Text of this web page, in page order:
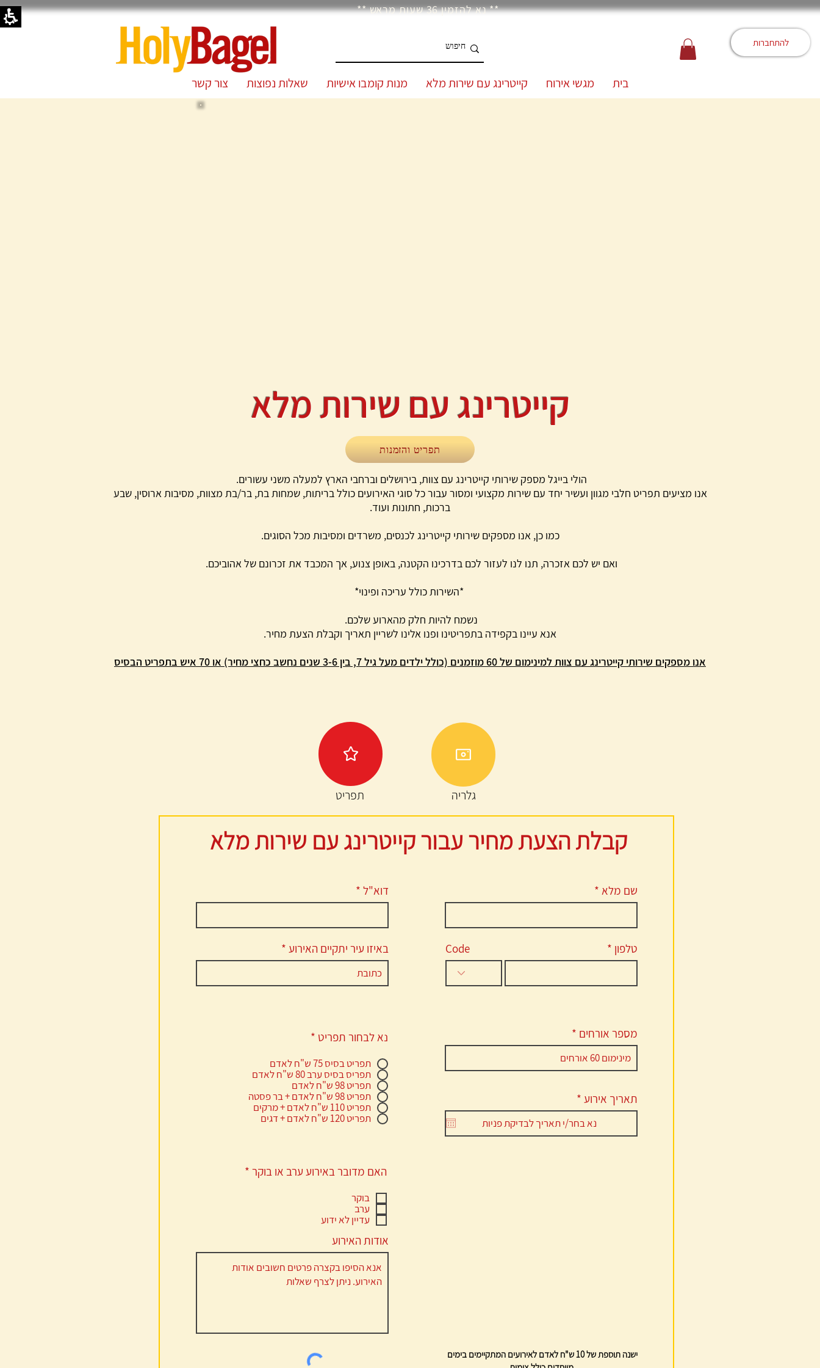
להתחברות
** נא להזמין 36 שעות מראש **
בית מגשי אירוח קייטרינג עם שירות מלא מנות קומבו אישיות שאלות נפוצות צור קשר
קייטרינג עם שירות מלא
תפריט והזמנות
הולי בייגל מספק שירותי קייטרינג עם צוות, בירושלים וברחבי הארץ למעלה משני עשורים.
אנו מציעים תפריט חלבי מגוון ועשיר יחד עם שירות מקצועי ומסור עבור כל סוגי האירועים כולל בריתות, שמחות בת, בר/בת מצוות, מסיבות ארוסין, שבע
ברכות, חתונות ועוד.
כמו כן, אנו מספקים שירותי קייטרינג לכנסים, משרדים ומסיבות מכל הסוגים.
ואם יש לכם אזכרה, תנו לנו לעזור לכם בדרכינו הקטנה, באופן צנוע, אך המכבד את זכרונם של אהוביכם.
*השירות כולל עריכה ופינוי*
נשמח להיות חלק מהארוע שלכם.
אנא עיינו בקפידה בתפריטינו ופנו אלינו לשריין תאריך וקבלת הצעת מחיר.
אנו מספקים שירותי קייטרינג עם צוות למינימום של 60 מוזמנים (כולל ילדים מעל גיל 7, בין 3-6 שנים נחשב כחצי מחיר) או 70 איש בתפריט הבסיס
קובץ
מסוג
גלריה
קבלת הצעת מחיר עבור קייטרינג עם שירות מלא
דוא"ל
באיזו עיר יתקיים האירוע
נא לבחור תפריט *
תפריט בסיס 75 ש"ח לאדם
תפריס בסיס ערב 80 ש"ח לאדם
תפריט 98 ש"ח לאדם
תפריט 98 ש"ח לאדם + בר פסטה
תפריט 110 ש"ח לאדם + מרקים
תפריט 120 ש"ח לאדם + דגים
שם מלא
Code טלפון
מספר אורחים
תאריך אירוע *
e
q
u
האם מדובר באירוע ערב או בוקר *
בוקר
ערב
עדיין לא ידוע
אודות האירוע